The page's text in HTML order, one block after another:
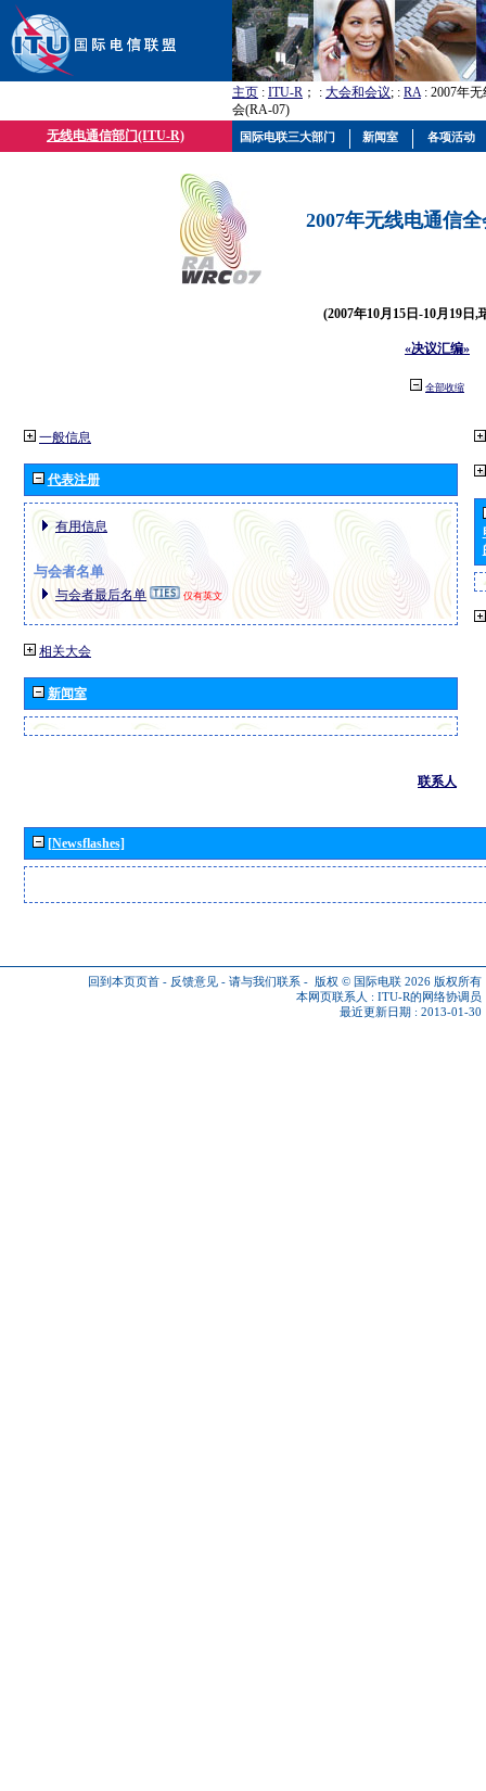
主页 : ITU-R ； : 大会和会议; : RA: 2007年
会(RA-07)
无线电通信部门(ITU-R)
2007年无线电通信
(2007年10月15日-10月19日,
«决议汇编»
全部收缩
一般信息
代表注册
有用信息
与会者名单
与会者最后名单 仅有英文
相关大会
新闻室
联系人
[Newsflashes]
回到本页页首 - 反馈意见 - 请与我们联系 - 版权 © 国际电联 2026 版权所有
本网页联系人 : ITU-R的网络协调员
最近更新日期 : 2013-01-30
国际电联三大部门 新闻室 各项活动